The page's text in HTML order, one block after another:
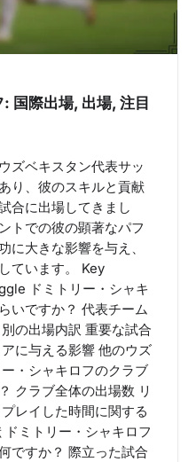
国際出場, 出場, 注目
ズベキスタン代表サッ
り、彼のスキルと貢献
合に出場してきまし
トでの彼の顕著なパフ
に大きな影響を与え、
ています。 Key
ドミトリー・シャキ
いですか？ 代表チーム
の出場内訳 重要な試合
に与える影響 他のウズ
・シャキロフのクラブ
クラブ全体の出場数 リ
レイした時間に関する
ミトリー・シャキロフ
ですか？ 際立った試合